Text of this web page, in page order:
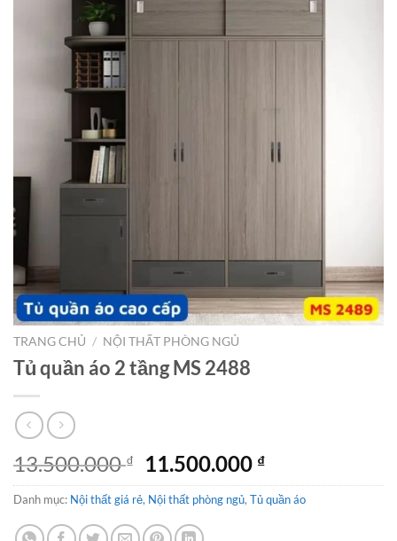
TRANG CHỦ / NỘI THẤT PHÒNG NGỦ
Tủ quần áo 2 tầng MS 2488
13.500.000₫
Giá
gốc
là:
13.500.000 ₫.
11.500.000 ₫Giá
hiện
tại
Danh mục: Nội thất giá rẻ, Nội thất phòng ngủ, Tủ quần áo